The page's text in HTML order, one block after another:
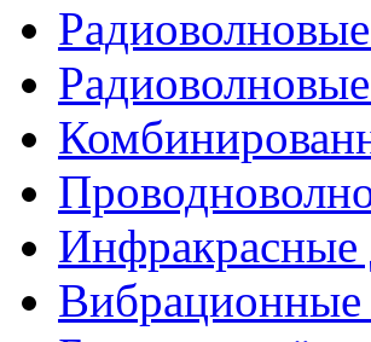
Инфракрасные
Вибрационные